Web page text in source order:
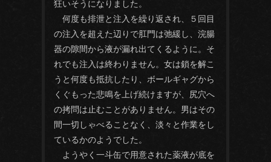
狂いそうになりました。
何度も排泄と注入を繰り返され、５回目
の注入を超えた辺りで肛門は弛緩し、浣腸
器の隙間から液が漏れ出てくるように。そ
れでも注入は終わりません。女は鎖を解こ
うと何度も抵抗したり、ボールギャグから
くぐもった悲鳴を上げ続けますが、尻穴へ
の拷問は止むことがありません。男はその
間一切しゃべることなく、淡々と作業をし
ているかのようでした。
ようやく一斗缶で用意された薬液が底を